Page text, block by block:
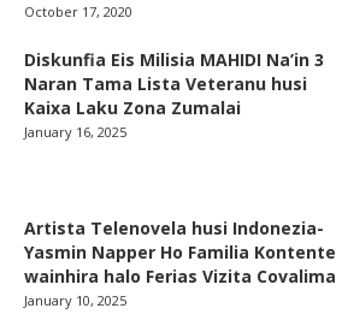
October 17, 2020
Diskunfia Eis Milisia MAHIDI Na’in 3
Naran Tama Lista Veteranu husi
Kaixa Laku Zona Zumalai
January 16, 2025
Artista Telenovela husi Indonezia-
Yasmin Napper Ho Familia Kontente
wainhira halo Ferias Vizita Covalima
January 10, 2025